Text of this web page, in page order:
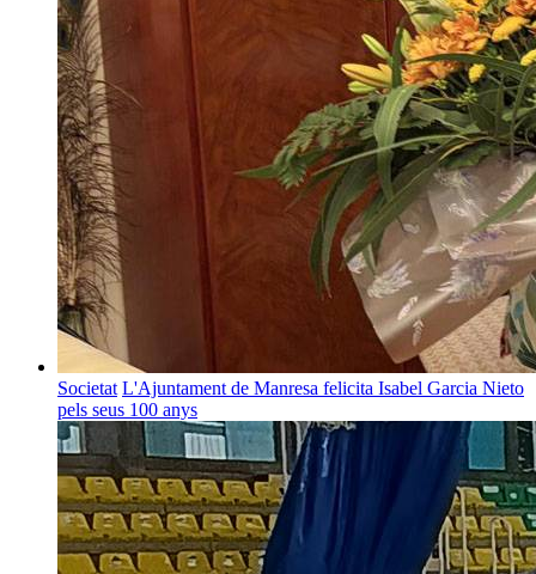
Societat L'Ajuntament de Manresa felicita Isabel Garcia Nieto
pels seus 100 anys